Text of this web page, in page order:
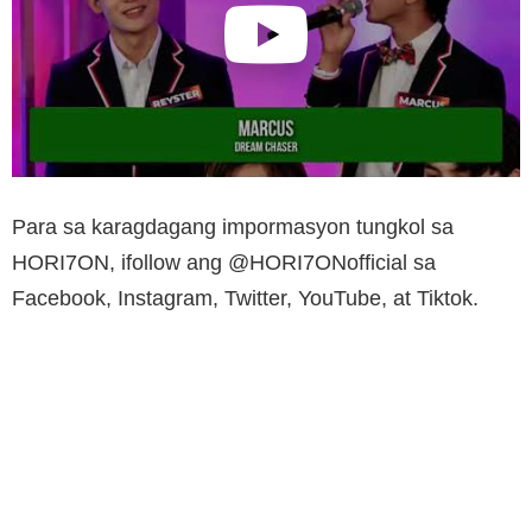
Para sa karagdagang impormasyon tungkol sa
HORI7ON, ifollow ang @HORI7ONofficial sa
Facebook, Instagram, Twitter, YouTube, at Tiktok.